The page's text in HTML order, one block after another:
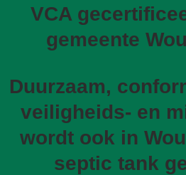
VCA
gemeente
Duurzaam,
veiligheids- en
wordt ook in
septic tank